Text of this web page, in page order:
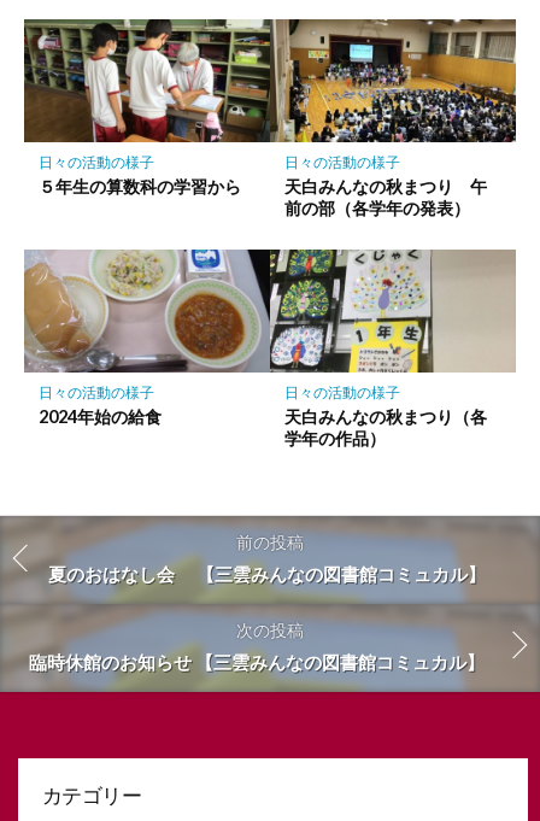
日々の活動の様子
５年生の算数科の学習から
日々の活動の様子
天白みんなの秋まつり 午
前の部（各学年の発表）
日々の活動の様子
2024年始の給食
日々の活動の様子
天白みんなの秋まつり（各
学年の作品）
前の投稿
夏のおはなし会 【三雲みんなの図書館コミュカル】
次の投稿
臨時休館のお知らせ 【三雲みんなの図書館コミュカル】
カテゴリー